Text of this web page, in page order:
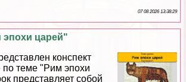
07 08 2026 13:38:29
царей"
конспект
по теме "Рим эпохи
представляет собой